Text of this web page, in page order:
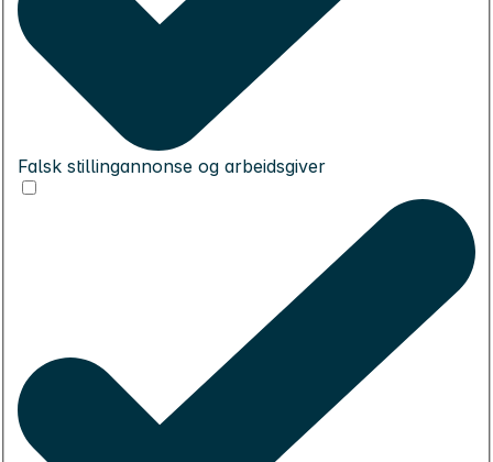
Falsk stillingannonse og arbeidsgiver